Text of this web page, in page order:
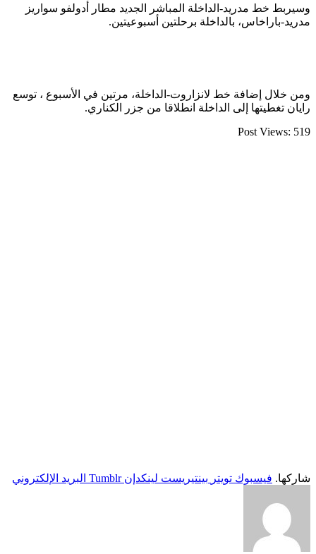
وسيربط خط مدريد-الداخلة المباشر الجديد مطار أدولفو سواريز
مدريد-باراخاس، بالداخلة برحلتين أسبوعيتين.
ومن خلال إضافة خط لانزاروت-الداخلة، مرتين في الأسبوع ، توسع
رايان تغطيتها إلى الداخلة انطلاقا من جزر الكناري.
Post Views: 519
شاركها. فيسبوك تويتر بينتيريست لينكدإن Tumblr البريد الإلكتروني